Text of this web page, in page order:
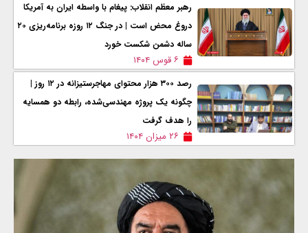
رهبر معظم انقلاب: پیغام با واسطه ایران به آمریکا
دروغ محض است | در جنگ ۱۲ روزه برنامه‌ریزی ۲۰
ساله دشمن شکست خورد
۶ قوس ۱۴۰۴
رصد ۳۰۰ هزار محتوای مهاجرستیزانه در ۱۲ روز |
چگونه یک پروژه مهندسی‌شده، رابطه دو همسایه
را هدف گرفت
۲۶ میزان ۱۴۰۴